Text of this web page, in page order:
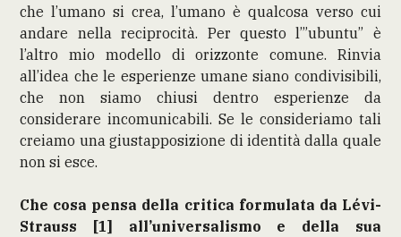
che l’umano si crea, l’umano è qualcosa verso cui
andare nella reciprocità. Per questo l’”ubuntu” è
l’altro mio modello di orizzonte comune. Rinvia
all’idea che le esperienze umane siano condivisibili,
che non siamo chiusi dentro esperienze da
considerare incomunicabili. Se le consideriamo tali
creiamo una giustapposizione di identità dalla quale
non si esce.
Che cosa pensa della critica formulata da Lévi-
Strauss [1] all’universalismo e della sua